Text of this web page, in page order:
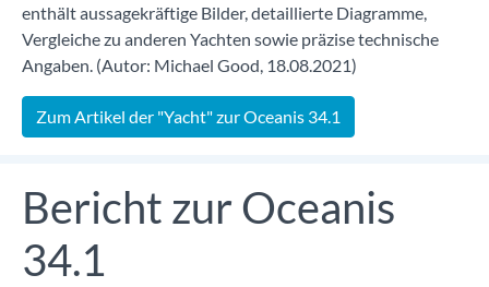
enthält aussagekräftige Bilder, detaillierte Diagramme,
Vergleiche zu anderen Yachten sowie präzise technische
Angaben. (Autor: Michael Good, 18.08.2021)
Zum Artikel der "Yacht" zur Oceanis 34.1
Bericht zur Oceanis
34.1